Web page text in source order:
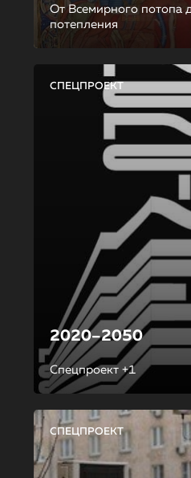
От Всемирного потопа
потепления
СПЕЦПРОЕКТ
2020–2050
Спецпроект +1
СПЕЦПРОЕКТ